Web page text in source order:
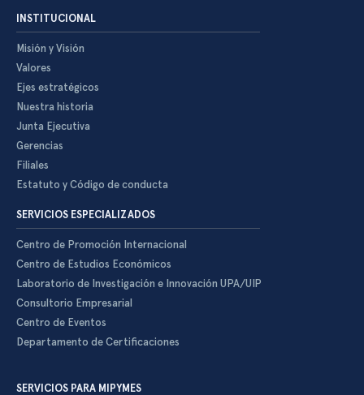
INSTITUCIONAL
Misión y Visión
Valores
Ejes estratégicos
Nuestra historia
Junta Ejecutiva
Gerencias
Filiales
Estatuto y Código de conducta
SERVICIOS ESPECIALIZADOS
Centro de Promoción Internacional
Centro de Estudios Económicos
Laboratorio de Investigación e Innovación UPA/UIP
Consultorio Empresarial
Centro de Eventos
Departamento de Certificaciones
SERVICIOS PARA MIPYMES